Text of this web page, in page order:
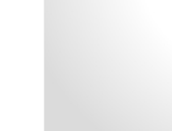
了正常的工业电网供电之外，
不间断电源在生产生活中的应
时，可继续向负载供电，并保
因此受损，为维护电力的正常
医院EPS应急电源检测系
的方法来测试这些系统，就无